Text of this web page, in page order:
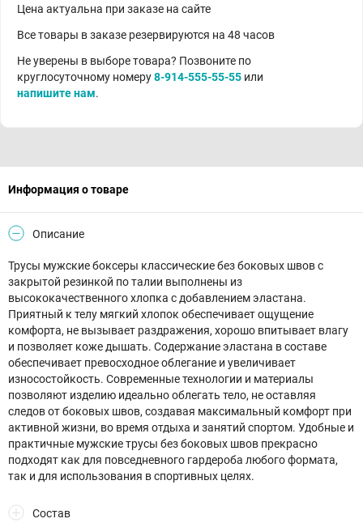
Цена актуальна при заказе на сайте
Все товары в заказе резервируются на 48 часов
Не уверены в выборе товара? Позвоните по
круглосуточному номеру8-914-555-55-55 или
напишите нам.
Информация о товаре
Описание
Трусы мужские боксеры классические без боковых швов с
закрытой резинкой по талии выполнены из
высококачественного хлопка с добавлением эластана.
Приятный к телу мягкий хлопок обеспечивает ощущение
комфорта, не вызывает раздражения, хорошо впитывает влагу
и позволяет коже дышать. Содержание эластана в составе
обеспечивает превосходное облегание и увеличивает
износостойкость. Современные технологии и материалы
позволяют изделию идеально облегать тело, не оставляя
следов от боковых швов, создавая максимальный комфорт при
активной жизни, во время отдыха и занятий спортом. Удобные и
практичные мужские трусы без боковых швов прекрасно
подходят как для повседневного гардероба любого формата,
так и для использования в спортивных целях.
Состав